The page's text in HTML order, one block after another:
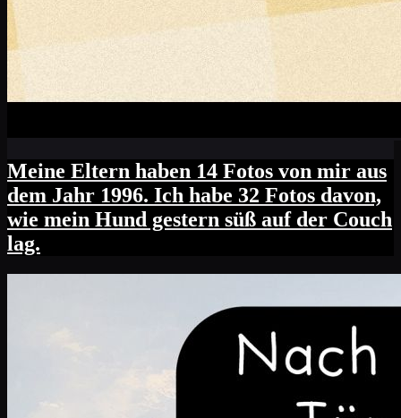
Meine Eltern haben 14 Fotos von mir aus
dem Jahr 1996. Ich habe 32 Fotos davon,
wie mein Hund gestern süß auf der Couch
lag.